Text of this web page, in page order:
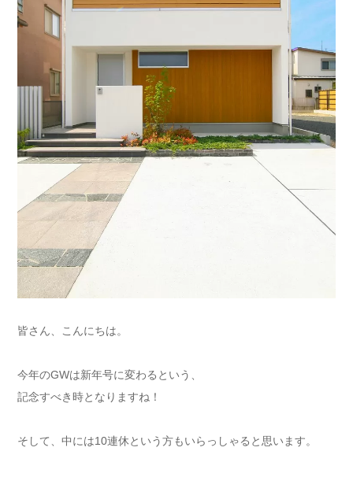
皆さん、こんにちは。
今年のGWは新年号に変わるという、
記念すべき時となりますね！
そして、中には10連休という方もいらっしゃると思います。